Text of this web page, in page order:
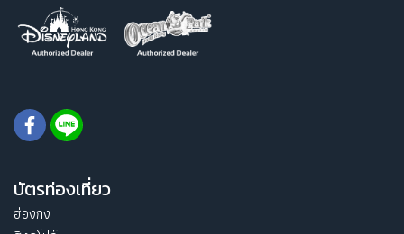
บัตรท่องเที่ยว
ฮ่องกง